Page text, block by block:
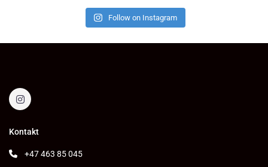
Follow on Instagram
Kontakt
+47 463 85 045